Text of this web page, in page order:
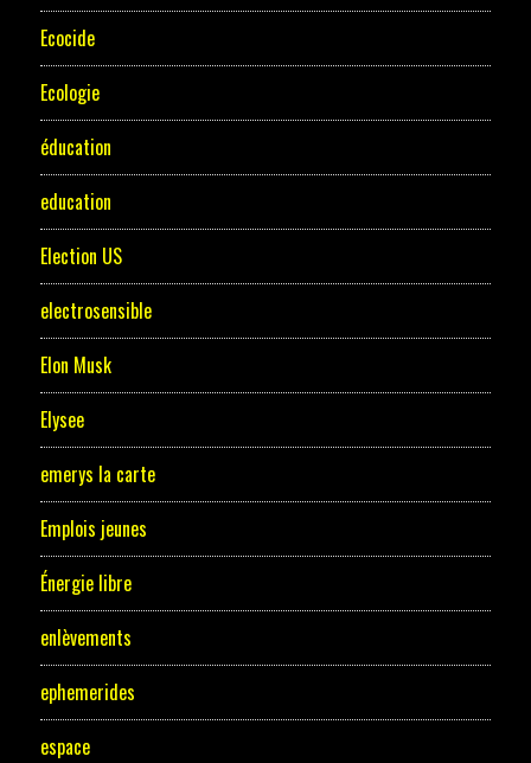
Ecocide
Ecologie
éducation
education
Election US
electrosensible
Elon Musk
Elysee
emerys la carte
Emplois jeunes
Énergie libre
enlèvements
ephemerides
espace